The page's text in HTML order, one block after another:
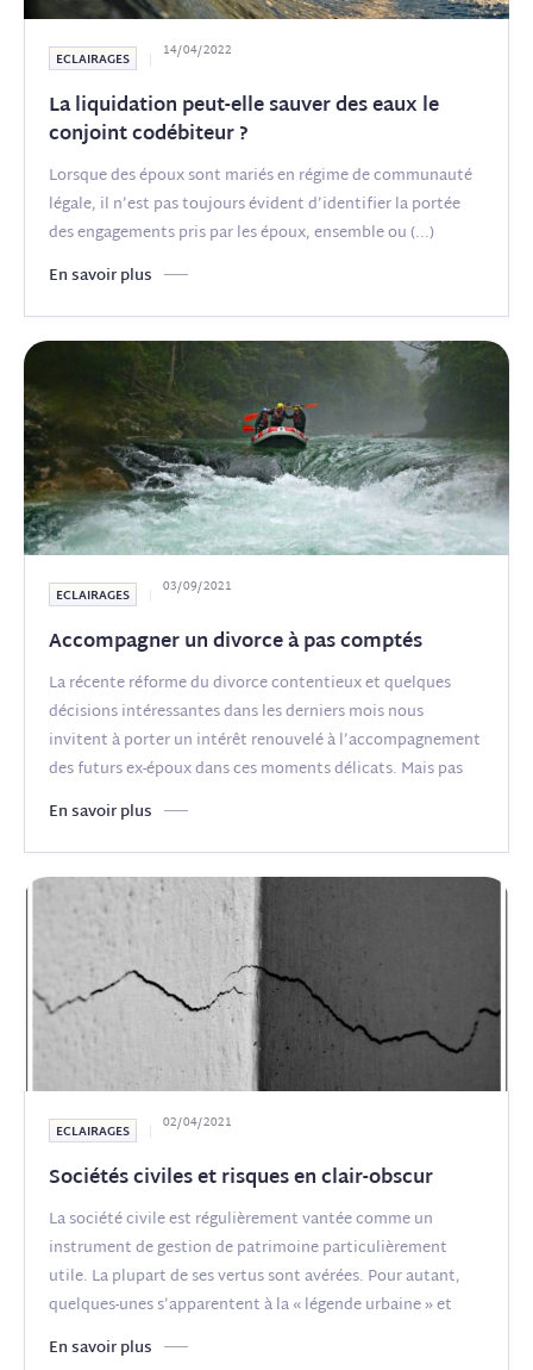
ECLAIRAGES 14/04/2022
La liquidation peut-elle sauver des eaux le
conjoint codébiteur ?
Lorsque des époux sont mariés en régime de communauté
légale, il n’est pas toujours évident d’identifier la portée
des engagements pris par les époux, ensemble ou(...)
En savoir plus
ECLAIRAGES 03/09/2021
Accompagner un divorce à pas comptés
La récente réforme du divorce contentieux et quelques
décisions intéressantes dans les derniers mois nous
invitent à porter un intérêt renouvelé à l’accompagnement
des futurs ex-époux dans ces moments délicats. Mais pas
n’importe
(...)
En savoir plus
ECLAIRAGES 02/04/2021
Sociétés civiles et risques en clair-obscur
La société civile est régulièrement vantée comme un
instrument de gestion de patrimoine particulièrement
utile. La plupart de ses vertus sont avérées. Pour autant,
quelques-unes s’apparentent à la « légende urbaine » et
l’utilisation
En savoir plus